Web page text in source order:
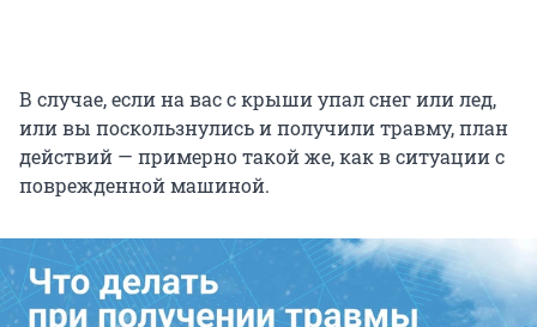
В случае, если на вас с крыши упал снег или лед,
или вы поскользнулись и получили травму, план
действий — примерно такой же, как в ситуации с
поврежденной машиной.